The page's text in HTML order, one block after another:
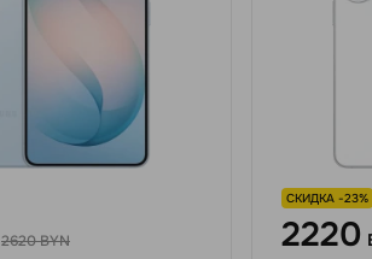
2620 BYN
СКИДКА -23%
2220